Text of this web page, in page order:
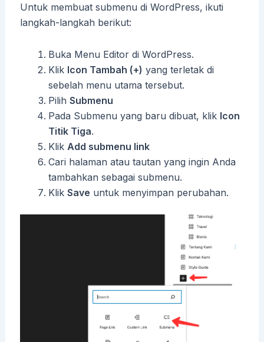
Untuk membuat submenu di WordPress, ikuti
langkah-langkah berikut:
Buka Menu Editor di WordPress.
Klik Icon Tambah (+) yang terletak di
sebelah menu utama tersebut.
Pilih Submenu
Pada Submenu yang baru dibuat, klik Icon
Titik Tiga.
Klik Add submenu link
Cari halaman atau tautan yang ingin Anda
tambahkan sebagai submenu.
Klik Save untuk menyimpan perubahan.